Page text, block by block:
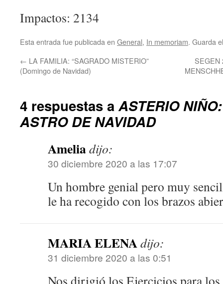
Impactos: 2134
Esta entrada fue publicada en General, In memoriam. Guarda
← LA FAMILIA: “SAGRADO MISTERIO”
(Domingo de Navidad)
SEGEN
4 respuestas aASTERIO
ASTRO DE NAVIDAD
Ameliadijo:
30 diciembre 2020 a las 17:07
Un hombre genial pero muy
le ha recogido con los brazos
MARIA ELENAdijo:
31 diciembre 2020 a las 0:51
Nos dirigió los Ejercicios para los